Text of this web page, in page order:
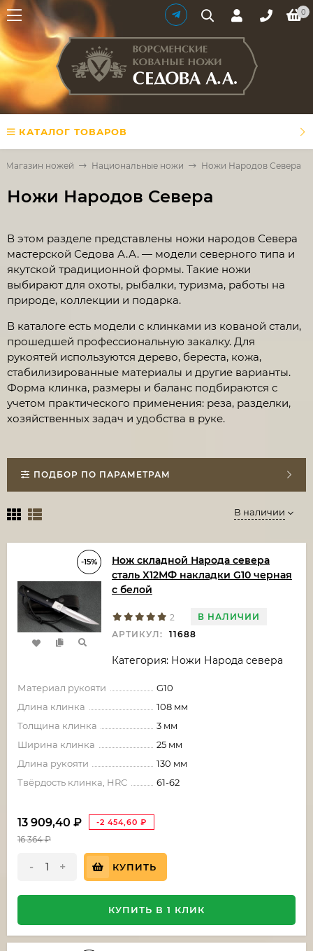
0
КАТАЛОГ ТОВАРОВ
Магазин ножей Национальные ножи Ножи Народов Севера
Ножи Народов Севера
В этом разделе представлены ножи народов Севера
мастерской Седова А.А. — модели северного типа и
якутской традиционной формы. Такие ножи
выбирают для охоты, рыбалки, туризма, работы на
природе, коллекции и подарка.
В каталоге есть модели с клинками из кованой стали,
прошедшей профессиональную закалку. Для
рукоятей используются дерево, береста, кожа,
стабилизированные материалы и другие варианты.
Форма клинка, размеры и баланс подбираются с
учетом практического применения: реза, разделки,
хозяйственных задач и удобства в руке.
ПОДБОР ПО ПАРАМЕТРАМ
В наличии
-15%
Нож складной Народа севера
сталь Х12МФ накладки G10 черная
с белой
2
В НАЛИЧИИ
АРТИКУЛ:
11688
Категория: Ножи Народа севера
Материал рукояти
G10
Длина клинка
108 мм
Толщина клинка
3 мм
Ширина клинка
25 мм
Длина рукояти
130 мм
Твёрдость клинка, HRC
61-62
13 909,40 ₽ -2 454,60 ₽
16 364₽
- + КУПИТЬ
КУПИТЬ В 1 КЛИК